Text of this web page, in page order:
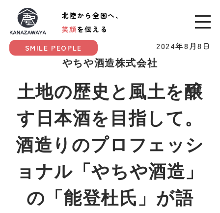
北陸から全国へ、
笑顔を伝える
SMILE PEOPLE
2024年8月8日
やちや酒造株式会社
土地の歴史と風土を醸
す日本酒を目指して。
酒造りのプロフェッシ
ョナル「やちや酒造」
の「能登杜氏」が語